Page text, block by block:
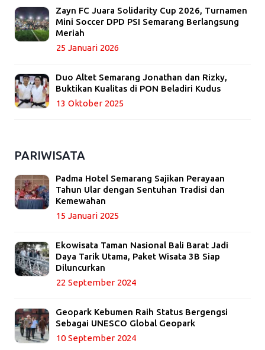
Zayn FC Juara Solidarity Cup 2026, Turnamen
Mini Soccer DPD PSI Semarang Berlangsung
Meriah
25 Januari 2026
Duo Altet Semarang Jonathan dan Rizky,
Buktikan Kualitas di PON Beladiri Kudus
13 Oktober 2025
PARIWISATA
Padma Hotel Semarang Sajikan Perayaan
Tahun Ular dengan Sentuhan Tradisi dan
Kemewahan
15 Januari 2025
Ekowisata Taman Nasional Bali Barat Jadi
Daya Tarik Utama, Paket Wisata 3B Siap
Diluncurkan
22 September 2024
Geopark Kebumen Raih Status Bergengsi
Sebagai UNESCO Global Geopark
10 September 2024